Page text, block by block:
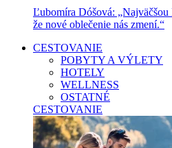
Ľubomíra Dóšová:
že nové oblečenie nás zmení.“
CESTOVANIE
POBYTY A VÝLETY
HOTELY
WELLNESS
OSTATNÉ
CESTOVANIE